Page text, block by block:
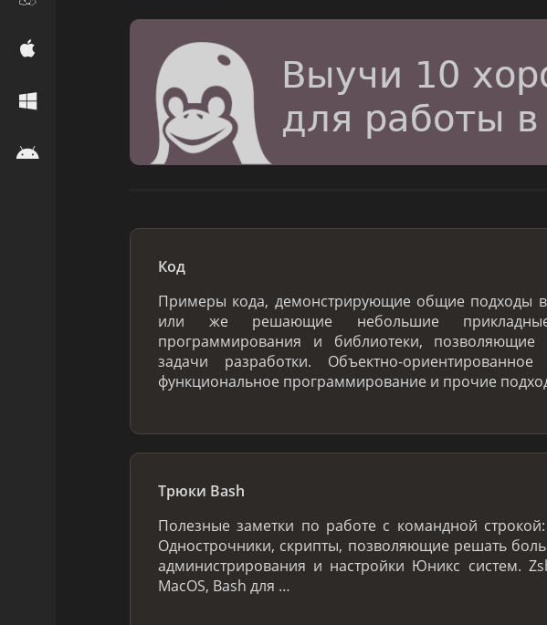
Код
Примеры кода, демонстрирующие общие подходы
или же решающие небольшие
программирования и библиотеки, позволяющие
задачи разработки. Объектно-ориентированное
функциональное программирование и прочие
Трюки Bash
Полезные заметки по работе с командной
Однострочники, скрипты, позволяющие решать
администрирования и настройки Юникс систем.
MacOS, Bash для …